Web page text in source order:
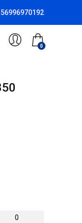
0
0